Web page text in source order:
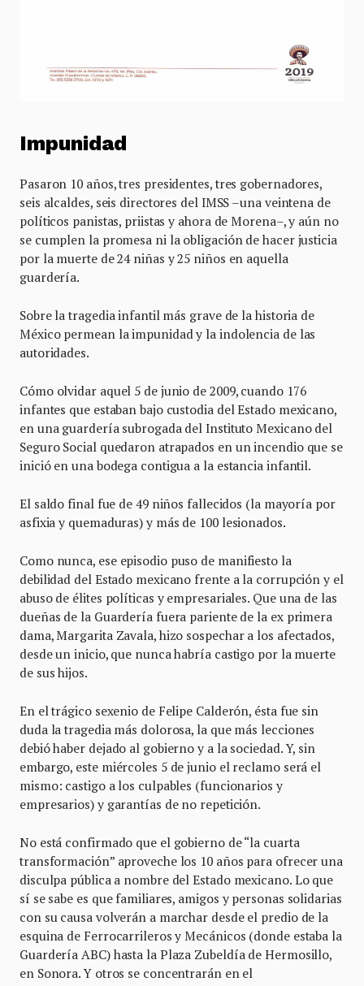
Impunidad
Pasaron 10 años, tres presidentes, tres gobernadores,
seis alcaldes, seis directores del IMSS –una veintena de
políticos panistas, priistas y ahora de Morena–, y aún no
se cumplen la promesa ni la obligación de hacer justicia
por la muerte de 24 niñas y 25 niños en aquella
guardería.
Sobre la tragedia infantil más grave de la historia de
México permean la impunidad y la indolencia de las
autoridades.
Cómo olvidar aquel 5 de junio de 2009, cuando 176
infantes que estaban bajo custodia del Estado mexicano,
en una guardería subrogada del Instituto Mexicano del
Seguro Social quedaron atrapados en un incendio que se
inició en una bodega contigua a la estancia infantil.
El saldo final fue de 49 niños fallecidos (la mayoría por
asfixia y quemaduras) y más de 100 lesionados.
Como nunca, ese episodio puso de manifiesto la
debilidad del Estado mexicano frente a la corrupción y el
abuso de élites políticas y empresariales. Que una de las
dueñas de la Guardería fuera pariente de la ex primera
dama, Margarita Zavala, hizo sospechar a los afectados,
desde un inicio, que nunca habría castigo por la muerte
de sus hijos.
En el trágico sexenio de Felipe Calderón, ésta fue sin
duda la tragedia más dolorosa, la que más lecciones
debió haber dejado al gobierno y a la sociedad. Y, sin
embargo, este miércoles 5 de junio el reclamo será el
mismo: castigo a los culpables (funcionarios y
empresarios) y garantías de no repetición.
No está confirmado que el gobierno de “la cuarta
transformación” aproveche los 10 años para ofrecer una
disculpa pública a nombre del Estado mexicano. Lo que
sí se sabe es que familiares, amigos y personas solidarias
con su causa volverán a marchar desde el predio de la
esquina de Ferrocarrileros y Mecánicos (donde estaba la
Guardería ABC) hasta la Plaza Zubeldía de Hermosillo,
en Sonora. Y otros se concentrarán en el